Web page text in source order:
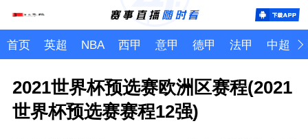
首页 英超 NBA 西甲 意甲 德甲 法甲 中超
2021世界杯预选赛欧洲区赛程(2021
世界杯预选赛赛程12强)